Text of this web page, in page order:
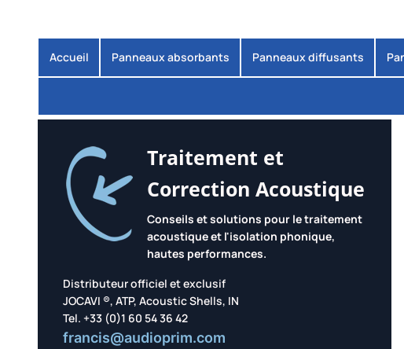
Accueil Panneaux absorbants Panneaux diffusants
Traitement et
Correction Acoustique
Conseils et solutions pour le traitement
acoustique et l'isolation phonique,
hautes performances.
Distributeur officiel et exclusif
JOCAVI ®, ATP, Acoustic Shells, IN
Tel. +33 (0)1 60 54 36 42
francis@audioprim.com